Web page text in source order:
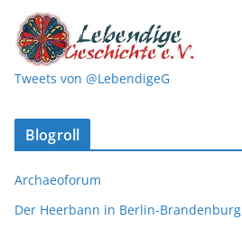
Tweets von @LebendigeG
Blogroll
Archaeoforum
Der Heerbann in Berlin-Brandenburg